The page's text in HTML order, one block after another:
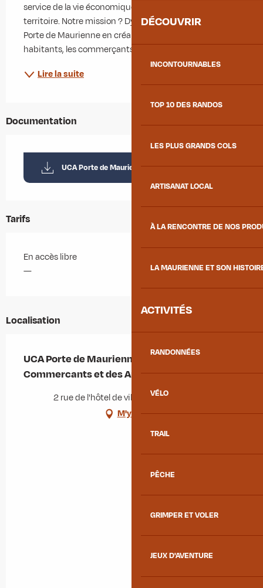
DÉCOUVRIR
INCONTOURNABLES
TOP 10 DES RANDOS
LES PLUS GRANDS COLS
ARTISANAT LOCAL
À LA RENCONTRE DE NOS
LA MAURIENNE ET SON
ACTIVITÉS
RANDONNÉES
VÉLO
TRAIL
PÊCHE
GRIMPER ET VOLER
JEUX D'AVENTURE
service de la vie économique et sociale de notre
territoire. Notre mission ? Dynamiser le secteur de la
Porte de Maurienne en créant du lien entre les
habitants, les commerçants et les artisans....
Lire la suite
Documentation
UCA Porte de Maurienne_Val-d'Arc
Tarifs
En accès libre
—
Localisation
UCA Porte de Maurienne ( Union des
Commercants et des Artisans)
2 rue de l'hôtel de ville, 73220 Aiguebelle
M'y rendre